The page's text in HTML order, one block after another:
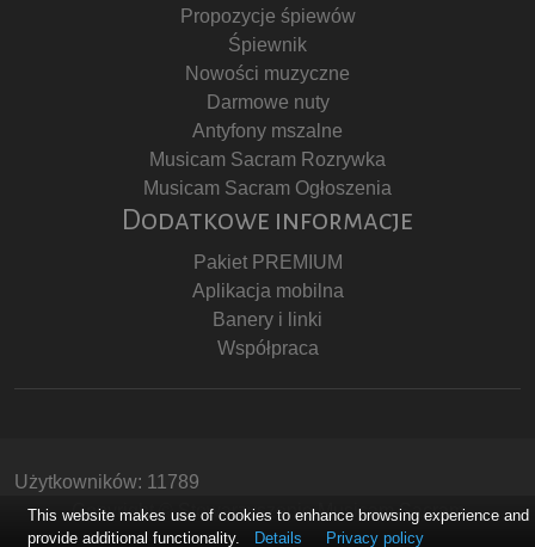
Propozycje śpiewów
Śpiewnik
Nowości muzyczne
Darmowe nuty
Antyfony mszalne
Musicam Sacram Rozrywka
Musicam Sacram Ogłoszenia
Dodatkowe informacje
Pakiet PREMIUM
Aplikacja mobilna
Banery i linki
Współpraca
Użytkowników: 11789
Copyright © Stowarzyszenie Musicam Sacram
This website makes use of cookies to enhance browsing experience and
provide additional functionality.
Details Privacy policy